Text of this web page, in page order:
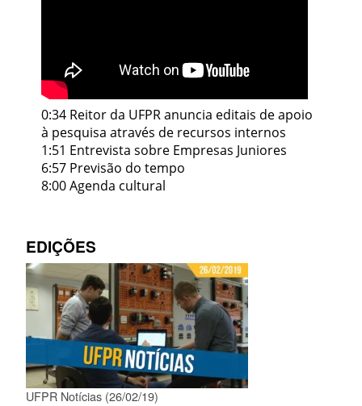
0:34 Reitor da UFPR anuncia editais de apoio
à pesquisa através de recursos internos
1:51 Entrevista sobre Empresas Juniores
6:57 Previsão do tempo
8:00 Agenda cultural
EDIÇÕES
UFPR Notícias (26/02/19)